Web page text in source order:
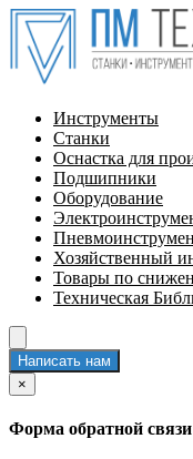
Инструменты
Станки
Оснастка для
Подшипники
Оборудование
Хозяйственный
Товары по
Техническая
Написать нам
×
Форма обратной связи